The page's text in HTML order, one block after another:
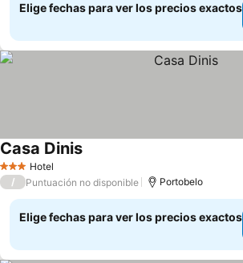
Elige fechas para ver los precios exactos
3 Estrellas
Hotel
Casa DinisVer precios
/ Puntuación no disponible Portobelo
Elige fechas para ver los precios exactos